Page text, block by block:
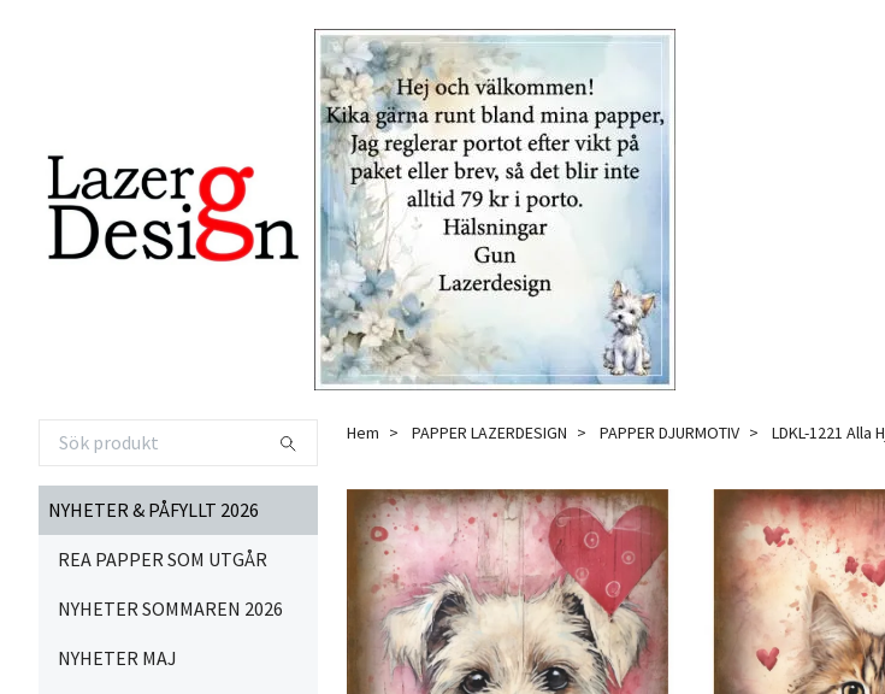
NYHETER & PÅFYLLT 2026
REA PAPPER SOM UTGÅR
NYHETER SOMMAREN 2026
NYHETER MAJ
Hem PAPPER LAZERDESIGN PAPPER DJURMOTIV LDKL-1221 Alla